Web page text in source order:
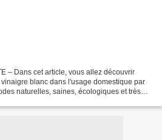
– Dans cet article, vous allez découvrir
blanc dans l'usage domestique par
naturelles, saines, écologiques et très